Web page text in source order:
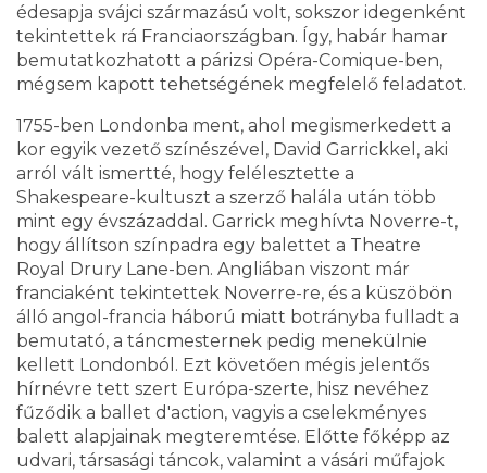
édesapja svájci származású volt, sokszor idegenként
tekintettek rá Franciaországban. Így, habár hamar
bemutatkozhatott a párizsi Opéra-Comique-ben,
mégsem kapott tehetségének megfelelő feladatot.
1755-ben Londonba ment, ahol megismerkedett a
kor egyik vezető színészével, David Garrickkel, aki
arról vált ismertté, hogy felélesztette a
Shakespeare-kultuszt a szerző halála után több
mint egy évszázaddal. Garrick meghívta Noverre-t,
hogy állítson színpadra egy balettet a Theatre
Royal Drury Lane-ben. Angliában viszont már
franciaként tekintettek Noverre-re, és a küszöbön
álló angol-francia háború miatt botrányba fulladt a
bemutató, a táncmesternek pedig menekülnie
kellett Londonból. Ezt követően mégis jelentős
hírnévre tett szert Európa-szerte, hisz nevéhez
fűződik a ballet d'action, vagyis a cselekményes
balett alapjainak megteremtése. Előtte főképp az
udvari, társasági táncok, valamint a vásári műfajok